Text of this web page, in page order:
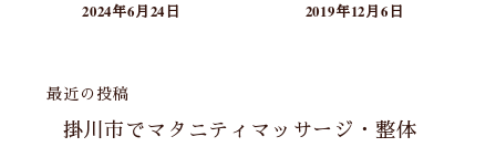
2024年6月24日
2019年12月6日
最近の投稿
掛川市でマタニティマッサージ・整体